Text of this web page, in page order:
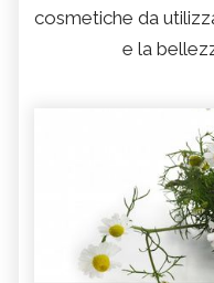
cosmetiche da
e la